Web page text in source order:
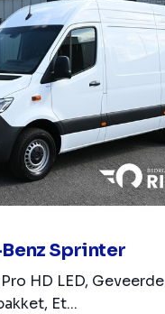
Sprinter
HD LED, Geveerde
Et...